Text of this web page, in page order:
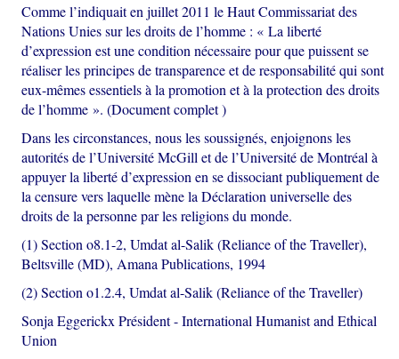
Comme l’indiquait en juillet 2011 le Haut Commissariat des
Nations Unies sur les droits de l’homme : « La liberté
d’expression est une condition nécessaire pour que puissent se
réaliser les principes de transparence et de responsabilité qui sont
eux-mêmes essentiels à la promotion et à la protection des droits
de l’homme ». (Document complet )
Dans les circonstances, nous les soussignés, enjoignons les
autorités de l’Université McGill et de l’Université de Montréal à
appuyer la liberté d’expression en se dissociant publiquement de
la censure vers laquelle mène la Déclaration universelle des
droits de la personne par les religions du monde.
(1) Section o8.1-2, Umdat al-Salik (Reliance of the Traveller),
Beltsville (MD), Amana Publications, 1994
(2) Section o1.2.4, Umdat al-Salik (Reliance of the Traveller)
Sonja Eggerickx Président - International Humanist and Ethical
Union